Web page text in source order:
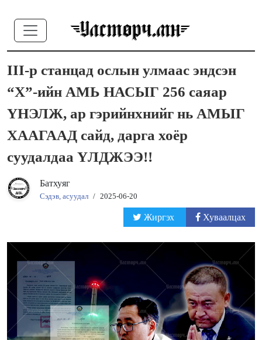
III-р станцад ослын улмаас эндсэн
“Х”-ийн АМЬ НАСЫГ 256 саяар
ҮНЭЛЖ, ар гэрийнхнийг нь АМЫГ
ХААГААД сайд, дарга хоёр
суудалдаа ҮЛДЖЭЭ!!
Батхуяг
Сэдэв, асуудал / 2025-06-20
Жиргэх Хуваалцах